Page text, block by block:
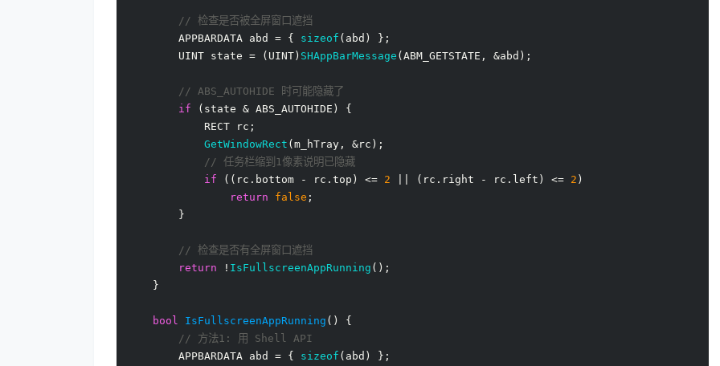
// 检查是否被全屏窗口遮挡
        APPBARDATA abd = {
sizeof(abd) };
        UINT state = (UINT)
SHAppBarMessage(ABM_GETSTATE, &abd);
// ABS_AUTOHIDE 时可能隐藏了
if (state & ABS_AUTOHIDE) {
            RECT rc;
GetWindowRect(m_hTray, &rc);
// 任务栏缩到1像素说明已隐藏
if ((rc.bottom - rc.top) <= 2 || (rc.right - rc.left) <= 2)
return
false ;
        }
// 检查是否有全屏窗口遮挡
return ! IsFullscreenAppRunning();
    }
bool IsFullscreenAppRunning()
{
// 方法1: 用 Shell API
        APPBARDATA abd = {
sizeof(abd) };